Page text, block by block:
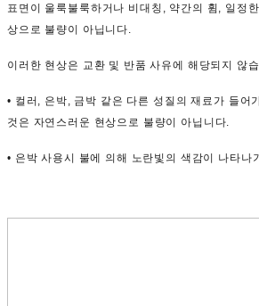
표면이 울룩불룩하거나 비대칭, 약간의 휨, 일정
상으로 불량이 아닙니다.
이러한 현상은 교환 및 반품 사유에 해당되지 않
• 컬러, 은박, 금박 같은 다른 성질의 재료가 들어
것은 자연스러운 현상으로 불량이 아닙니다.
• 은박 사용시 불에 의해 노란빛의 색감이 나타나